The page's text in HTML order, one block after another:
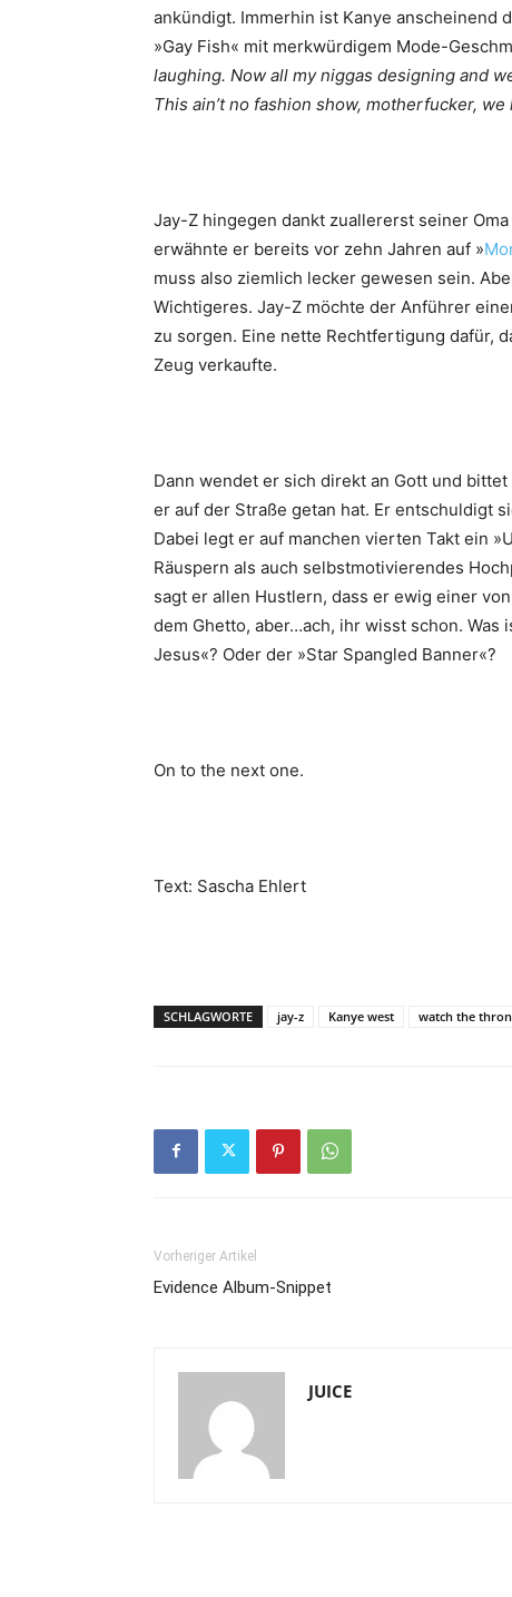
ankündigt. Immerhin ist Kanye anscheinend
»Gay Fish« mit merkwürdigem Mode-
laughing. Now all my niggas designing and
This ain’t no fashion show, motherfucker, we
Jay-Z hingegen dankt zuallererst seiner
erwähnte er bereits vor zehn Jahren auf »
muss also ziemlich lecker gewesen sein.
Wichtigeres. Jay-Z möchte der Anführer
zu sorgen. Eine nette Rechtfertigung dafür,
Zeug verkaufte.
Dann wendet er sich direkt an Gott und
er auf der Straße getan hat. Er entschuldigt
Dabei legt er auf manchen vierten Takt ein
Räuspern als auch selbstmotivierendes
sagt er allen Hustlern, dass er ewig einer
dem Ghetto, aber…ach, ihr wisst schon. Was
Jesus«? Oder der »Star Spangled Banner«?
On to the next one.
Text: Sascha Ehlert
SCHLAGWORTE jay-z Kanye west watch the
Vorheriger Artikel
Evidence Album-Snippet
JUICE